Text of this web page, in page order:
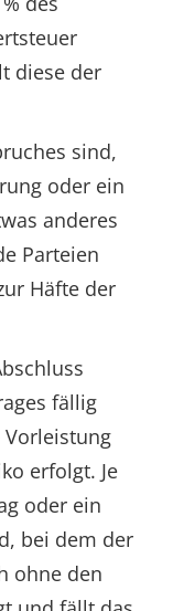
diese der
sind,
oder ein
anderes
Parteien
Häfte der
fällig
Vorleistung
erfolgt. Je
oder ein
bei dem der
ohne den